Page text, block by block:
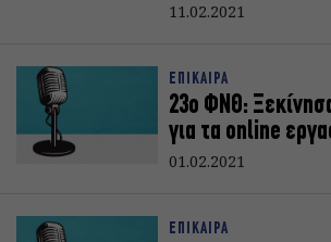
11.02.2021
ΕΠΙΚΑΙΡΑ
23ο ΦΝΘ:
για τα online
01.02.2021
ΕΠΙΚΑΙΡΑ